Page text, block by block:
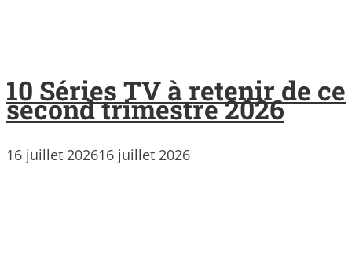
10 Séries TV à retenir de ce
second trimestre 2026
16 juillet 202616 juillet 2026